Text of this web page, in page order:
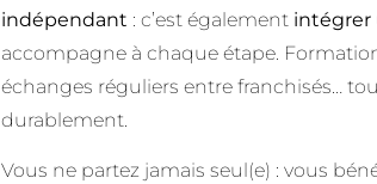
indépendant : c’est également intégrer
accompagne à chaque étape.
échanges réguliers entre franchisés…
durablement.
Vous ne partez jamais seul(e) : vous